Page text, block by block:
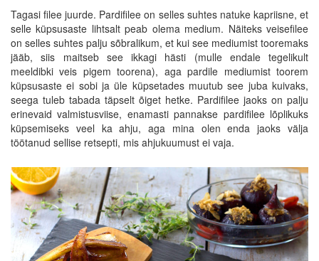
Tagasi filee juurde. Pardifilee on selles suhtes natuke kapriisne, et
selle küpsusaste lihtsalt peab olema medium. Näiteks veisefilee
on selles suhtes palju sõbralikum, et kui see mediumist tooremaks
jääb, siis maitseb see ikkagi hästi (mulle endale tegelikult
meeldibki veis pigem toorena), aga pardile mediumist toorem
küpsusaste ei sobi ja üle küpsetades muutub see juba kuivaks,
seega tuleb tabada täpselt õiget hetke. Pardifilee jaoks on palju
erinevaid valmistusviise, enamasti pannakse pardifilee lõplikuks
küpsemiseks veel ka ahju, aga mina olen enda jaoks välja
töötanud sellise retsepti, mis ahjukuumust ei vaja.